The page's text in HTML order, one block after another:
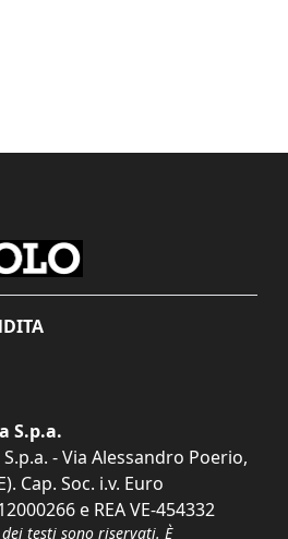
S.p.a.
- Via Alessandro Poerio,
Cap. Soc. i.v. Euro
e REA VE-454332
testi sono riservati. È